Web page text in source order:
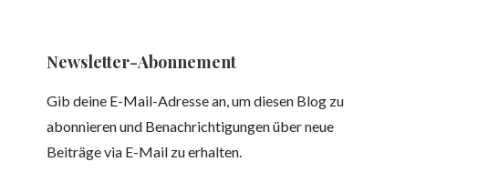
Newsletter-Abonnement
Gib deine E-Mail-Adresse an, um diesen Blog zu
abonnieren und Benachrichtigungen über neue
Beiträge via E-Mail zu erhalten.